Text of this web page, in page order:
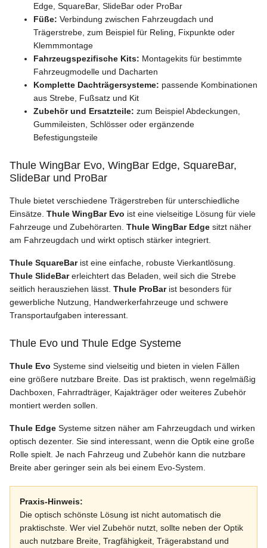
Edge, SquareBar, SlideBar oder ProBar
Füße: Verbindung zwischen Fahrzeugdach und
Trägerstrebe, zum Beispiel für Reling, Fixpunkte oder
Klemmmontage
Fahrzeugspezifische Kits: Montagekits für bestimmte
Fahrzeugmodelle und Dacharten
Komplette Dachträgersysteme: passende Kombinationen
aus Strebe, Fußsatz und Kit
Zubehör und Ersatzteile: zum Beispiel Abdeckungen,
Gummileisten, Schlösser oder ergänzende
Befestigungsteile
Thule WingBar Evo, WingBar Edge, SquareBar,
SlideBar und ProBar
Thule bietet verschiedene Trägerstreben für unterschiedliche
Einsätze. Thule WingBar Evo ist eine vielseitige Lösung für viele
Fahrzeuge und Zubehörarten. Thule WingBar Edge sitzt näher
am Fahrzeugdach und wirkt optisch stärker integriert.
Thule SquareBarist eine einfache, robuste Vierkantlösung.
Thule SlideBarerleichtert das Beladen, weil sich die Strebe
seitlich herausziehen lässt. Thule ProBarist besonders für
gewerbliche Nutzung, Handwerkerfahrzeuge und schwere
Transportaufgaben interessant.
Thule Evo und Thule Edge Systeme
Thule Evo Systeme sind vielseitig und bieten in vielen Fällen
eine größere nutzbare Breite. Das ist praktisch, wenn regelmäßig
Dachboxen, Fahrradträger, Kajakträger oder weiteres Zubehör
montiert werden sollen.
Thule Edge Systeme sitzen näher am Fahrzeugdach und wirken
optisch dezenter. Sie sind interessant, wenn die Optik eine große
Rolle spielt. Je nach Fahrzeug und Zubehör kann die nutzbare
Breite aber geringer sein als bei einem Evo-System.
Praxis-Hinweis:
Die optisch schönste Lösung ist nicht automatisch die
praktischste. Wer viel Zubehör nutzt, sollte neben der Optik
auch nutzbare Breite, Tragfähigkeit, Trägerabstand und